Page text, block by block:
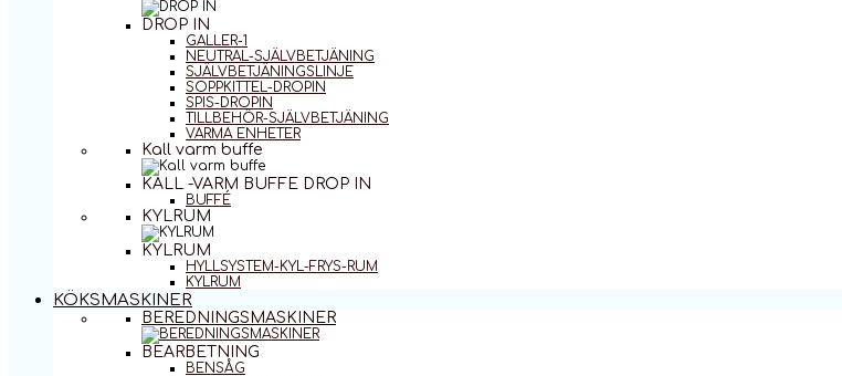
DROP IN
GALLER-1
NEUTRAL-SJÄLVBETJÄNING
SJÄLVBETJÄNINGSLINJE
SOPPKITTEL-DROPIN
SPIS-DROPIN
TILLBEHÖR-SJÄLVBETJÄNING
VARMA ENHETER
Kall varm buffe
KALL -VARM BUFFE DROP IN
BUFFÉ
KYLRUM
KYLRUM
HYLLSYSTEM-KYL-FRYS-RUM
KYLRUM
KÖKSMASKINER
BEREDNINGSMASKINER
BEARBETNING
BENSÅG